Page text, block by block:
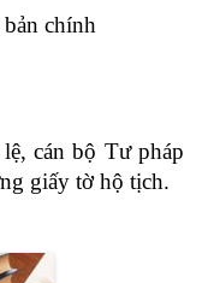
chính
cán bộ Tư pháp
giấy tờ hộ tịch.